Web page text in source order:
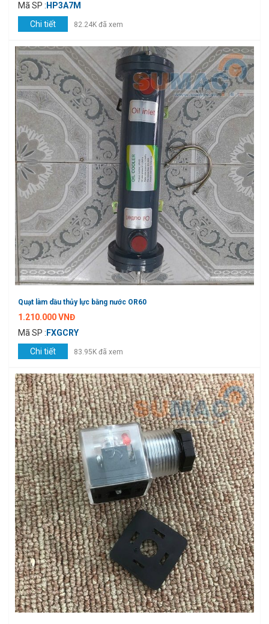
Mã SP : HP3A7M
Chi tiết
82.24K đã xem
Quạt làm dầu thủy lực bằng nước OR60
1.210.000 VNĐ
Mã SP : FXGCRY
Chi tiết
83.95K đã xem